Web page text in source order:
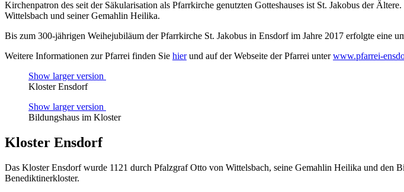
Kirchenpatron des seit der Säkularisation als Pfarrkirche genutzten Gotteshauses ist St. Jakobus der
Wittelsbach und seiner Gemahlin Heilika.
Bis zum 300-jährigen Weihejubiläum der Pfarrkirche St. Jakobus in Ensdorf im Jahre 2017 erfolgte eine
Weitere Informationen zur Pfarrei finden Sie hierund auf der Webseite der Pfarrei unterwww.pfarrei-
Show larger version
Kloster Ensdorf
Show larger version
Bildungshaus im Kloster
Kloster Ensdorf
Das Kloster Ensdorf wurde 1121 durch Pfalzgraf Otto von Wittelsbach, seine Gemahlin Heilika und den
Benediktinerkloster.